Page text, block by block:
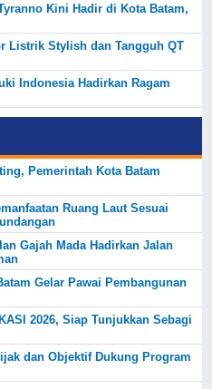
Kini Hadir di Kota Batam,
Listrik Stylish dan Tangguh QT
Indonesia Hadirkan Ragam
Pemerintah Kota Batam
Ruang Laut Sesuai
Gajah Mada Hadirkan Jalan
Gelar Pawai Pembangunan
2026, Siap Tunjukkan Sebagi
dan Objektif Dukung Program